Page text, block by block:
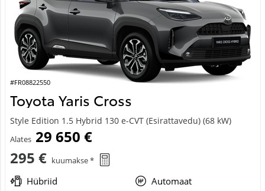
#FR08822550
Toyota Yaris Cross
Style Edition 1.5 Hybrid 130 e-CVT (Esirattavedu) (68 kW)
Alates 29 650 €
295 € kuumakse *
Hübriid
Automaat